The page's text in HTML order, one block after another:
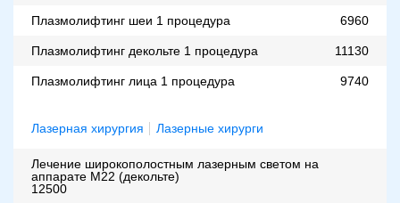
Плазмолифтинг шеи 1 процедура 6960
Плазмолифтинг декольте 1 процедура 11130
Плазмолифтинг лица 1 процедура 9740
Лазерная хирургия Лазерные хирурги
Лечение широкополостным лазерным светом на
аппарате М22 (декольте)
12500